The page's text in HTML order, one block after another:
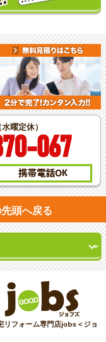
曜定休）
067
携帯電話OK
頭へ戻る
リフォーム専門店jobs＜ジョ